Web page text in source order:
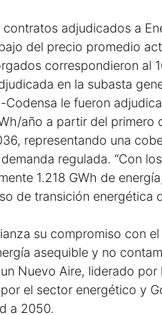
adjudicados a
del precio promedio
correspondieron al
en la subasta
Codensa le fueron
año a partir del primero
representando una
regulada. “Con
1.218 GWh de
de transición energética
su compromiso con
asequible y no
Nuevo Aire, liderado
el sector energético y
a 2050.